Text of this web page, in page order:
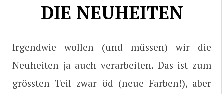
DIE NEUHEITEN
Irgendwie wollen (und müssen) wir die
Neuheiten ja auch verarbeiten. Das ist zum
grössten Teil zwar öd (neue Farben!), aber